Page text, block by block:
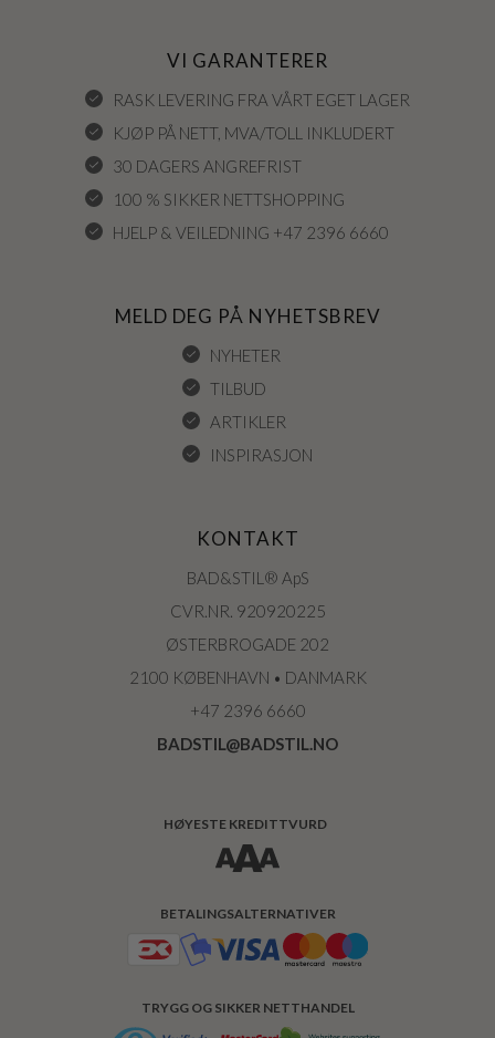
VI GARANTERER
RASK LEVERING FRA VÅRT EGET LAGER
KJØP PÅ NETT, MVA/TOLL INKLUDERT
30 DAGERS ANGREFRIST
100 % SIKKER NETTSHOPPING
HJELP & VEILEDNING +47 2396 6660
MELD DEG PÅ NYHETSBREV
NYHETER
TILBUD
ARTIKLER
INSPIRASJON
KONTAKT
BAD&STIL® ApS
CVR.NR. 920920225
ØSTERBROGADE 202
2100 KØBENHAVN • DANMARK
+47 2396 6660
BADSTIL@BADSTIL.NO
HØYESTE KREDITTVURD
BETALINGSALTERNATIVER
TRYGG OG SIKKER NETTHANDEL